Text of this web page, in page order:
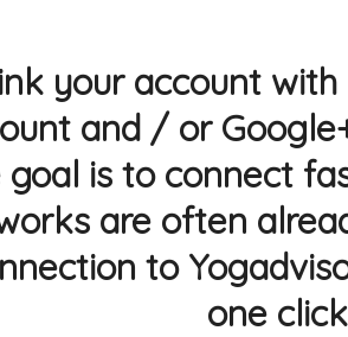
your account
and / or
goal is to connect
are often
to
one